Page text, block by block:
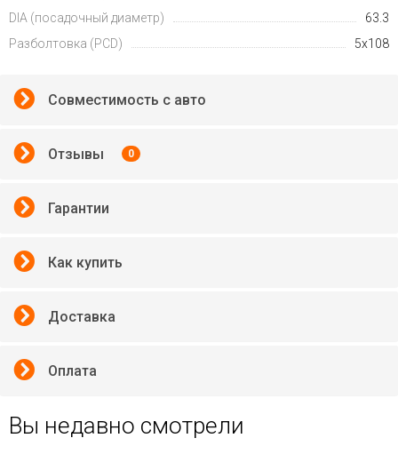
DIA (посадочный диаметр)
63.3
Разболтовка (PCD)
5x108
Совместимость с авто
Отзывы 0
Гарантии
Как купить
Доставка
Оплата
Вы недавно смотрели